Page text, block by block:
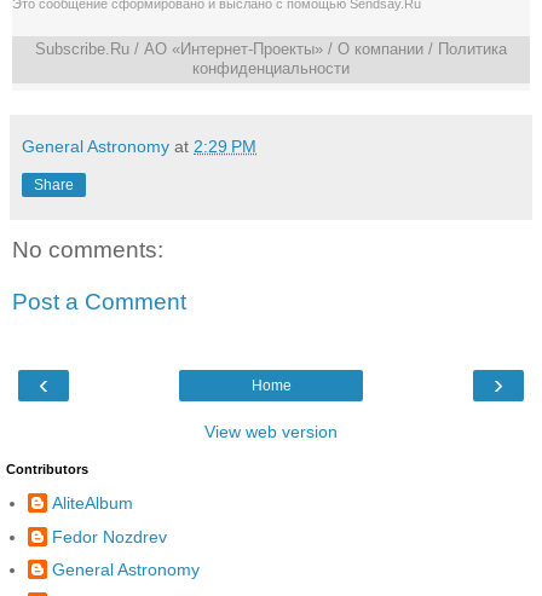
Это сообщение сформировано и выслано с помощью Sendsay.Ru
Subscribe.Ru / АО «Интернет-Проекты» / О компании / Политика
конфиденциальности
General Astronomy at 2:29 PM
Share
No comments:
Post a Comment
‹ ›
Home
View web version
Contributors
AliteAlbum
Fedor Nozdrev
General Astronomy